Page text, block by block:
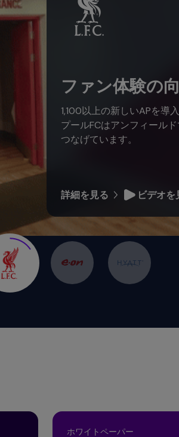
ファン体験の
1,100以上の新しいAPを導
プールFCはアンフィール
つなげています。
詳細を見る ビデオを
ホワイトペーパー